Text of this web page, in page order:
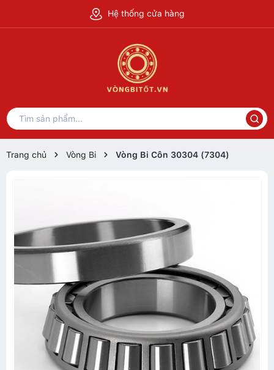
Hệ thống cửa hàng
Trang chủ Vòng Bi Vòng Bi Côn 30304 (7304)